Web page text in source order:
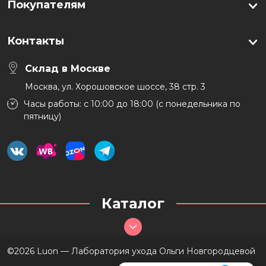
Vely Vely
VT Cosmetics
Макияж
По проблеме
Активы
Покупателям
Контакты
Склад в Москве
Москва, ул. Хорошовское шоссе, 38 стр. 3
Часы работы: с 10:00 до 18:00 (с понедельника по
пятницу)
Каталог
©2026 Luon — Лаборатория ухода Ольги Новгородцевой